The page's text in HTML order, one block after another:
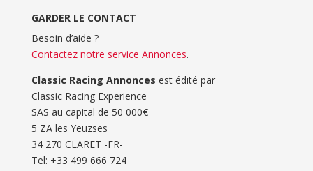
GARDER LE CONTACT
Besoin d’aide ?
Contactez notre service Annonces.
Classic Racing Annonces est édité par
Classic Racing Experience
SAS au capital de 50 000€
5 ZA les Yeuzses
34 270 CLARET -FR-
Tel: ‭+33 499 666 724‬